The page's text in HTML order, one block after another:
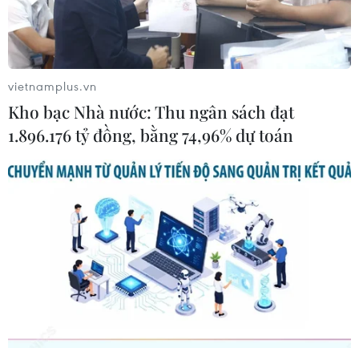
vietnamplus.vn
Kho bạc Nhà nước: Thu ngân sách đạt
1.896.176 tỷ đồng, bằng 74,96% dự toán